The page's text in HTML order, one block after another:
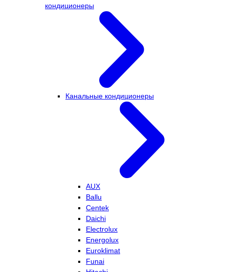
кондиционеры
Канальные кондиционеры
AUX
Ballu
Centek
Daichi
Electrolux
Energolux
Euroklimat
Funai